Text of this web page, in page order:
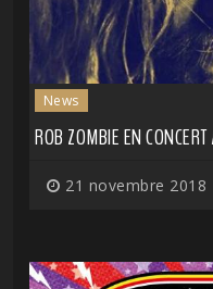
News
ROB ZOMBIE EN
21 novembre 2018